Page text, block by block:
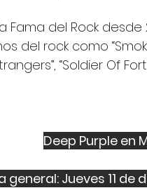
Fama del Rock
del rock como
“Soldier Of
Deep Purple en
general: Jueves 11 de